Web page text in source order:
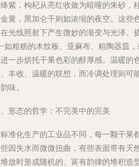
紫，枸杞从亮红收敛为暗哑的朱砂，
黄，黑加仑干则如浓缩的夜空。这些
光线照射下产生微妙的渐变与光泽。
如粗粝的木纹板、亚麻布、粗陶器皿
一步烘托干果色彩的醇厚感。温暖的
丰收、温暖的联想，而冷调处理则可
味。
形态的哲学：不完美中的完美
准化生产的工业品不同，每一颗干果
因失水而微微扭曲，有些表面带有天
放时形成随机的、富有韵律的堆积造